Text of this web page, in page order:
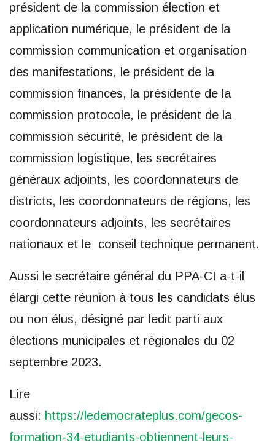
président de la commission élection et
application numérique, le président de la
commission communication et organisation
des manifestations, le président de la
commission finances, la présidente de la
commission protocole, le président de la
commission sécurité, le président de la
commission logistique, les secrétaires
généraux adjoints, les coordonnateurs de
districts, les coordonnateurs de régions, les
coordonnateurs adjoints, les secrétaires
nationaux et le conseil technique permanent.
Aussi le secrétaire général du PPA-CI a-t-il
élargi cette réunion à tous les candidats élus
ou non élus, désigné par ledit parti aux
élections municipales et régionales du 02
septembre 2023.
Lire
aussi: https://ledemocrateplus.com/gecos-
formation-34-etudiants-obtiennent-leurs-